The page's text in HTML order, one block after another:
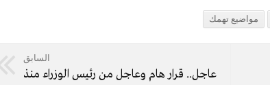
مواضيع تهمك
السابق
عاجل.. قرار هام وعاجل من رئيس الوزراء منذ